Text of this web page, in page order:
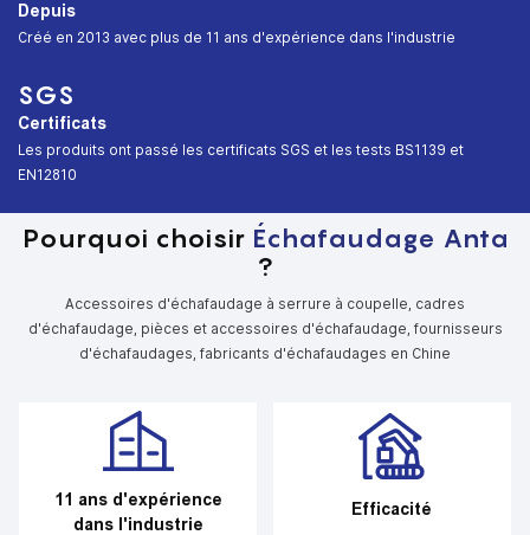
Depuis
︎Créé en 2013 avec plus de 11 ans d'expérience dans l'industrie
SGS
Certificats
︎Les produits ont passé les certificats SGS et les tests BS1139 et
EN12810
Pourquoi choisir Échafaudage Anta
?
Accessoires d'échafaudage à serrure à coupelle, cadres
d'échafaudage, pièces et accessoires d'échafaudage, fournisseurs
d'échafaudages, fabricants d'échafaudages en Chine
11 ans d'expérience
dans l'industrie
Efficacité